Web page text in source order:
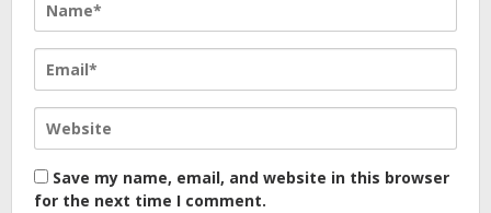
Save my name, email, and website in this browser
for the next time I comment.